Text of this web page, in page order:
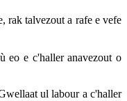
rak talvezout a rafe e vefe
eo e c'haller anavezout o
ul labour a c'haller